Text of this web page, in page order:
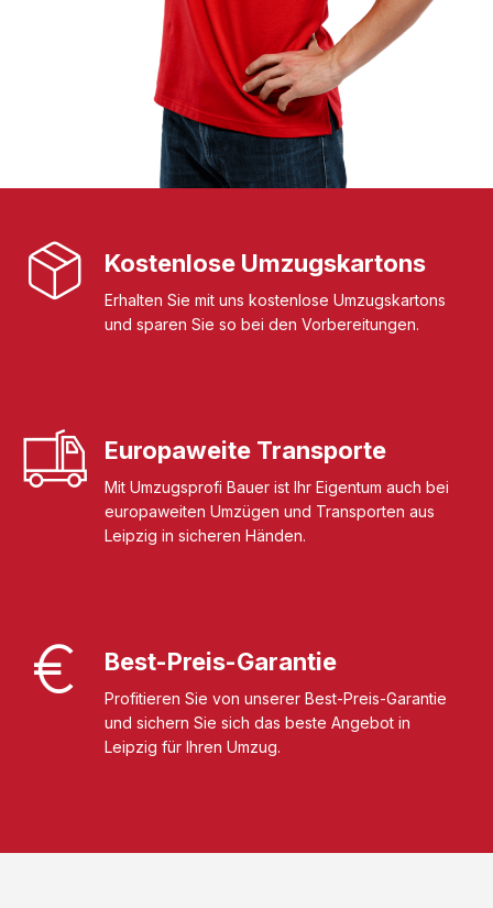
Kostenlose Umzugskartons
Erhalten Sie mit uns kostenlose Umzugskartons
und sparen Sie so bei den Vorbereitungen.
Europaweite Transporte
Mit Umzugsprofi Bauer ist Ihr Eigentum auch bei
europaweiten Umzügen und Transporten aus
Leipzig in sicheren Händen.
Best-Preis-Garantie
Profitieren Sie von unserer Best-Preis-Garantie
und sichern Sie sich das beste Angebot in
Leipzig für Ihren Umzug.